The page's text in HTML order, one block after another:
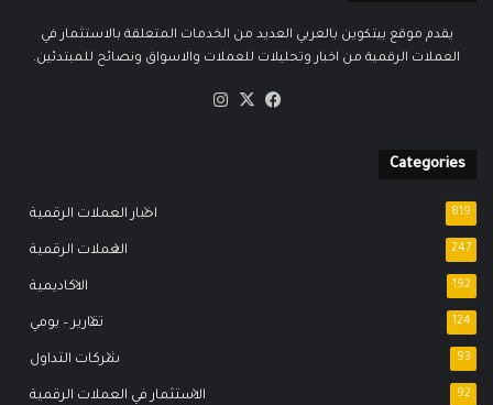
يقدم موقع بيتكوين بالعربي العديد من الخدمات المتعلقة بالاستثمار في
العملات الرقمية من اخبار وتحليلات للعملات والاسواق ونصائح للمبتدئين.
فيسبوك
‫X
Categories
اخبار العملات الرقمية 819
العملات الرقمية 247
الاكاديمية 192
تقارير – يومي 124
شركات التداول 93
الاستثمار في العملات الرقمية 92